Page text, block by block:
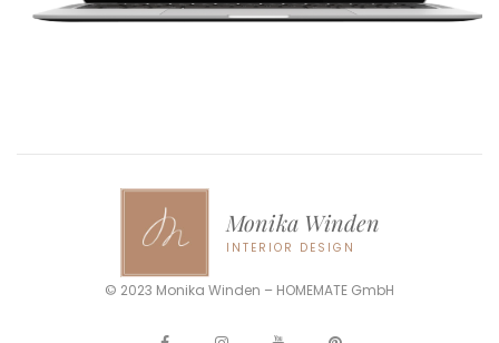
Monika Winden
INTERIOR DESIGN
© 2023 Monika Winden – HOMEMATE GmbH